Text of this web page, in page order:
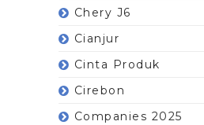
Chery J6
Cianjur
Cinta Produk
Cirebon
Companies 2025